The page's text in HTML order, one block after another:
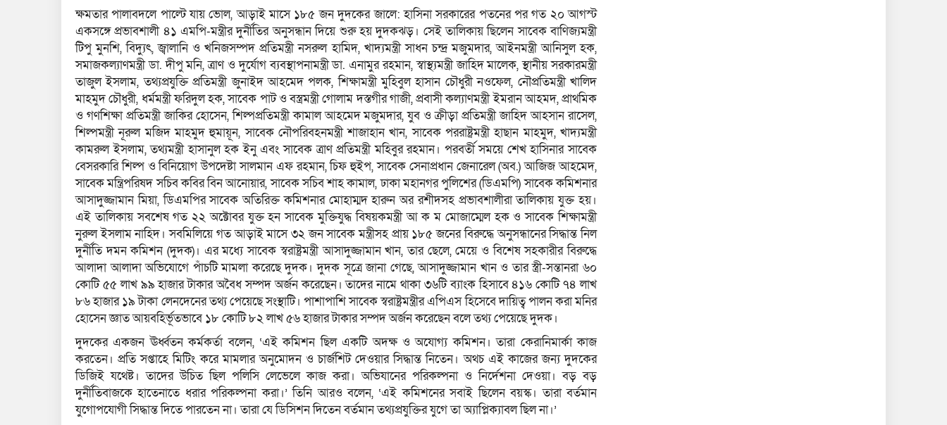
ক্ষমতার পালাবদলে পাল্টে যায় ভোল, আড়াই মাসে ১৮৫ জন দুদকের জালে: হাসিনা সরকারের পতনের পর গত ২০ আগস্ট
একসঙ্গে প্রভাবশালী ৪১ এমপি-মন্ত্রীর দুর্নীতির অনুসন্ধান দিয়ে শুরু হয় দুদকঝড়। সেই তালিকায় ছিলেন সাবেক বাণিজ্যমন্ত্রী
টিপু মুনশি, বিদ্যুৎ, জ্বালানি ও খনিজসম্পদ প্রতিমন্ত্রী নসরুল হামিদ, খাদ্যমন্ত্রী সাধন চন্দ্র মজুমদার, আইনমন্ত্রী আনিসুল হক,
সমাজকল্যাণমন্ত্রী ডা. দীপু মনি, ত্রাণ ও দুর্যোগ ব্যবস্থাপনামন্ত্রী ডা. এনামুর রহমান, স্বাস্থ্যমন্ত্রী জাহিদ মালেক, স্থানীয় সরকারমন্ত্রী
তাজুল ইসলাম, তথ্যপ্রযুক্তি প্রতিমন্ত্রী জুনাইদ আহমেদ পলক, শিক্ষামন্ত্রী মুহিবুল হাসান চৌধুরী নওফেল, নৌপ্রতিমন্ত্রী খালিদ
মাহমুদ চৌধুরী, ধর্মমন্ত্রী ফরিদুল হক, সাবেক পাট ও বস্ত্রমন্ত্রী গোলাম দস্তগীর গাজী, প্রবাসী কল্যাণমন্ত্রী ইমরান আহমদ, প্রাথমিক
ও গণশিক্ষা প্রতিমন্ত্রী জাকির হোসেন, শিল্পপ্রতিমন্ত্রী কামাল আহমেদ মজুমদার, যুব ও ক্রীড়া প্রতিমন্ত্রী জাহিদ আহসান রাসেল,
শিল্পমন্ত্রী নূরুল মজিদ মাহমুদ হুমায়ূন, সাবেক নৌপরিবহনমন্ত্রী শাজাহান খান, সাবেক পররাষ্ট্রমন্ত্রী হাছান মাহমুদ, খাদ্যমন্ত্রী
কামরুল ইসলাম, তথ্যমন্ত্রী হাসানুল হক ইনু এবং সাবেক ত্রাণ প্রতিমন্ত্রী মহিবুর রহমান। পরবর্তী সময়ে শেখ হাসিনার সাবেক
বেসরকারি শিল্প ও বিনিয়োগ উপদেষ্টা সালমান এফ রহমান, চিফ হুইপ, সাবেক সেনাপ্রধান জেনারেল (অব.) আজিজ আহমেদ,
সাবেক মন্ত্রিপরিষদ সচিব কবির বিন আনোয়ার, সাবেক সচিব শাহ কামাল, ঢাকা মহানগর পুলিশের (ডিএমপি) সাবেক কমিশনার
আসাদুজ্জামান মিয়া, ডিএমপির সাবেক অতিরিক্ত কমিশনার মোহাম্মদ হারুন অর রশীদসহ প্রভাবশালীরা তালিকায় যুক্ত হয়।
এই তালিকায় সবশেষ গত ২২ অক্টোবর যুক্ত হন সাবেক মুক্তিযুদ্ধ বিষয়কমন্ত্রী আ ক ম মোজাম্মেল হক ও সাবেক শিক্ষামন্ত্রী
নুরুল ইসলাম নাহিদ। সবমিলিয়ে গত আড়াই মাসে ৩২ জন সাবেক মন্ত্রীসহ প্রায় ১৮৫ জনের বিরুদ্ধে অনুসন্ধানের সিদ্ধান্ত নিল
দুর্নীতি দমন কমিশন (দুদক)। এর মধ্যে সাবেক স্বরাষ্ট্রমন্ত্রী আসাদুজ্জামান খান, তার ছেলে, মেয়ে ও বিশেষ সহকারীর বিরুদ্ধে
আলাদা আলাদা অভিযোগে পাঁচটি মামলা করেছে দুদক। দুদক সূত্রে জানা গেছে, আসাদুজ্জামান খান ও তার স্ত্রী-সন্তানরা ৬০
কোটি ৫৫ লাখ ৯৯ হাজার টাকার অবৈধ সম্পদ অর্জন করেছেন। তাদের নামে থাকা ৩৬টি ব্যাংক হিসাবে ৪১৬ কোটি ৭৪ লাখ
৮৬ হাজার ১৯ টাকা লেনদেনের তথ্য পেয়েছে সংস্থাটি। পাশাপাশি সাবেক স্বরাষ্ট্রমন্ত্রীর এপিএস হিসেবে দায়িত্ব পালন করা মনির
হোসেন জ্ঞাত আয়বহির্ভূতভাবে ১৮ কোটি ৮২ লাখ ৫৬ হাজার টাকার সম্পদ অর্জন করেছেন বলে তথ্য পেয়েছে দুদক।
দুদকের একজন ঊর্ধ্বতন কর্মকর্তা বলেন, ‘এই কমিশন ছিল একটি অদক্ষ ও অযোগ্য কমিশন। তারা কেরানিমার্কা কাজ
করতেন। প্রতি সপ্তাহে মিটিং করে মামলার অনুমোদন ও চার্জশিট দেওয়ার সিদ্ধান্ত নিতেন। অথচ এই কাজের জন্য দুদকের
ডিজিই যথেষ্ট। তাদের উচিত ছিল পলিসি লেভেলে কাজ করা। অভিযানের পরিকল্পনা ও নির্দেশনা দেওয়া। বড় বড়
দুর্নীতিবাজকে হাতেনাতে ধরার পরিকল্পনা করা।’ তিনি আরও বলেন, ‘এই কমিশনের সবাই ছিলেন বয়স্ক। তারা বর্তমান
যুগোপযোগী সিদ্ধান্ত দিতে পারতেন না। তারা যে ডিসিশন দিতেন বর্তমান তথ্যপ্রযুক্তির যুগে তা অ্যাপ্লিক্যাবল ছিল না।’